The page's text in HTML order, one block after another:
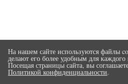
На нашем сайте используются файлы
делают его более удобным для каждого
Посещая страницы сайта, вы
Политикой конфиденциальности.